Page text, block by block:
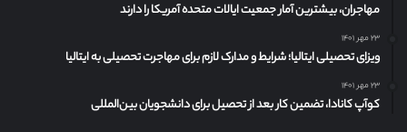
مهاجران، بیشترین آمار جمعیت ایالات متحده آمریکا را دارند
۲۳ مهر ۱۴۰۱
ویزای تحصیلی ایتالیا؛ شرایط و مدارک لازم برای مهاجرت تحصیلی به ایتالیا
۲۳ مهر ۱۴۰۱
کوآپ کانادا، تضمین کار بعد از تحصیل برای دانشجویان بین‌المللی